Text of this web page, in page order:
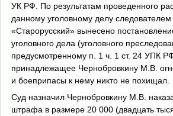
УК РФ. По результатам проведенного
данному уголовному делу
«Старорусский» вынесено
уголовного дела (уголовного
предусмотренному п. 1 ч. 1 ст. 24 УПК
принадлежащее Чернобровкину М.В.
и боеприпасы к нему никто не похищал.
Суд назначил Чернобровкину М.В.
штрафа в размере 20 000 (двадцать